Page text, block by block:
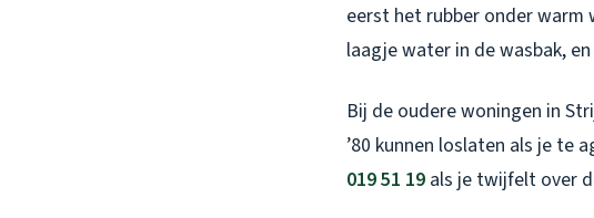
eerst het rubber onder
laagje water in de wasbak,
Bij de oudere woningen in
’80 kunnen loslaten als je te
019 51 19 als je twijfelt over